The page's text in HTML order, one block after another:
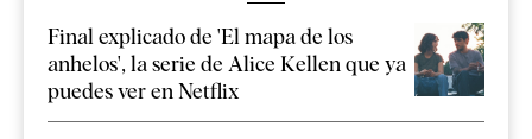
Final explicado de 'El mapa de los
anhelos', la serie de Alice Kellen que ya
puedes ver en Netflix